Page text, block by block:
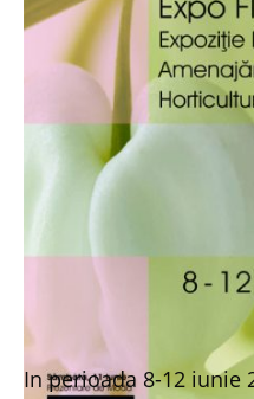
In perioada 8-12 iunie